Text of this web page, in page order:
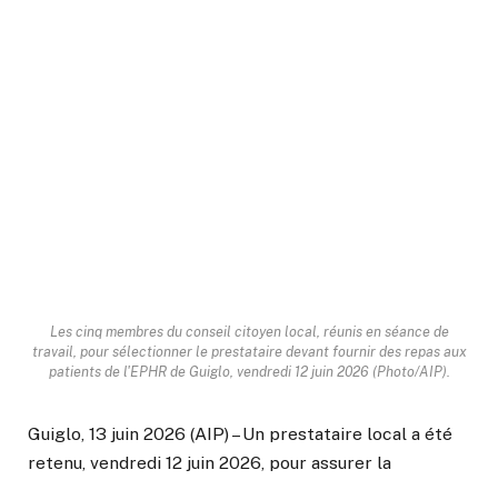
Les cinq membres du conseil citoyen local, réunis en séance de
travail, pour sélectionner le prestataire devant fournir des repas aux
patients de l'EPHR de Guiglo, vendredi 12 juin 2026 (Photo/AIP).
Guiglo, 13 juin 2026 (AIP) – Un prestataire local a été
retenu, vendredi 12 juin 2026, pour assurer la